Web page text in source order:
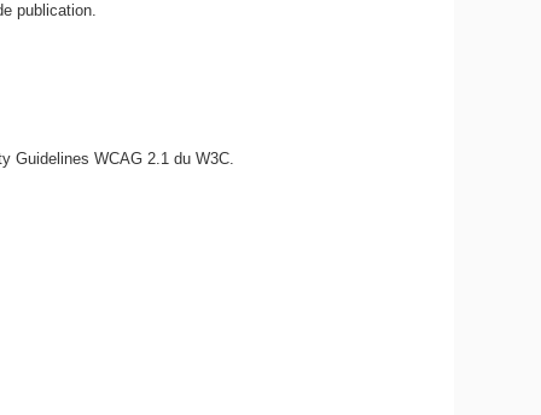
publication.
Guidelines WCAG 2.1 du W3C.